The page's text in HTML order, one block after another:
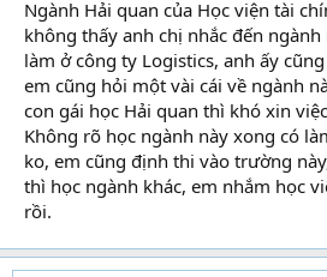
Ngành Hải quan của Học viện tài
không thấy anh chị nhắc đến
làm ở công ty Logistics, anh ấy
em cũng hỏi một vài cái về ngành
con gái học Hải quan thì khó xin
Không rõ học ngành này xong có
ko, em cũng định thi vào trường
thì học ngành khác, em nhắm học
rồi.